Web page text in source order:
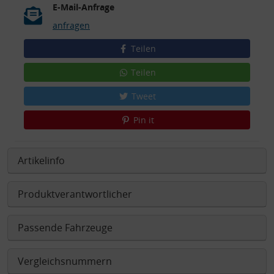
E-Mail-Anfrage
anfragen
Teilen
Teilen
Tweet
Pin it
Artikelinfo
Produktverantwortlicher
Passende Fahrzeuge
Vergleichsnummern